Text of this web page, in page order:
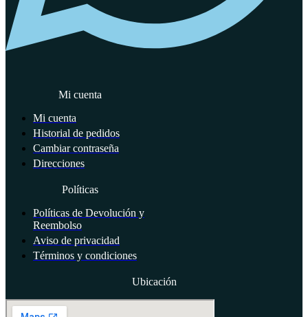
Mi cuenta
Mi cuenta
Historial de pedidos
Cambiar contraseña
Direcciones
Políticas
Políticas de Devolución y
Reembolso
Aviso de privacidad
Términos y condiciones
Ubicación